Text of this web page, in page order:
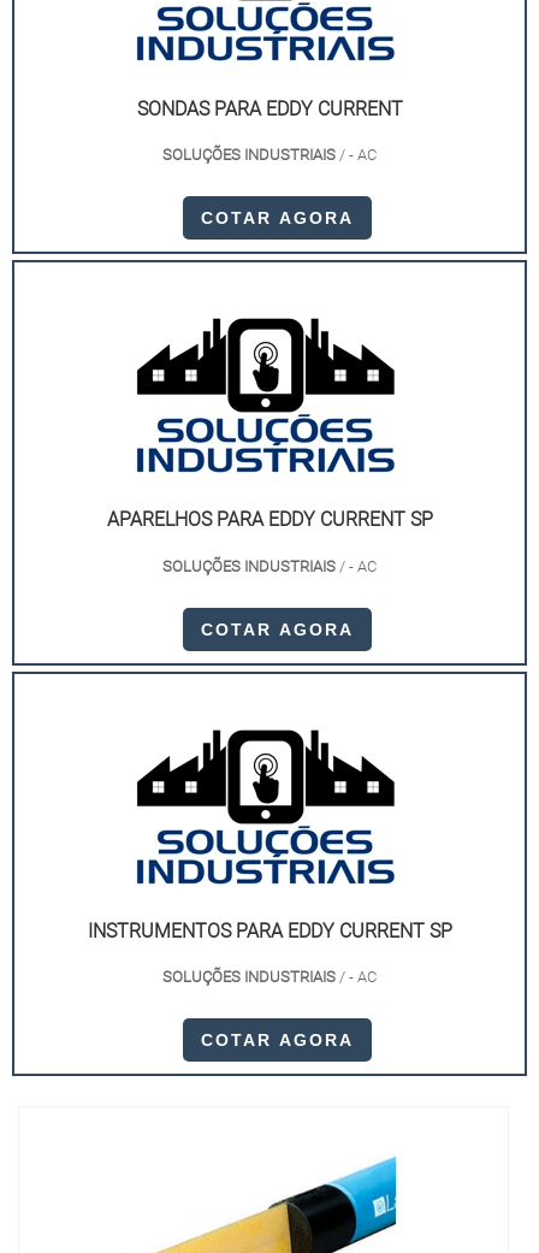
SONDAS PARA EDDY CURRENT
SOLUÇÕES INDUSTRIAIS / - AC
COTAR AGORA
APARELHOS PARA EDDY CURRENT SP
SOLUÇÕES INDUSTRIAIS / - AC
COTAR AGORA
INSTRUMENTOS PARA EDDY CURRENT SP
SOLUÇÕES INDUSTRIAIS / - AC
COTAR AGORA